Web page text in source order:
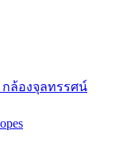
กล้องจุลทรรศน์